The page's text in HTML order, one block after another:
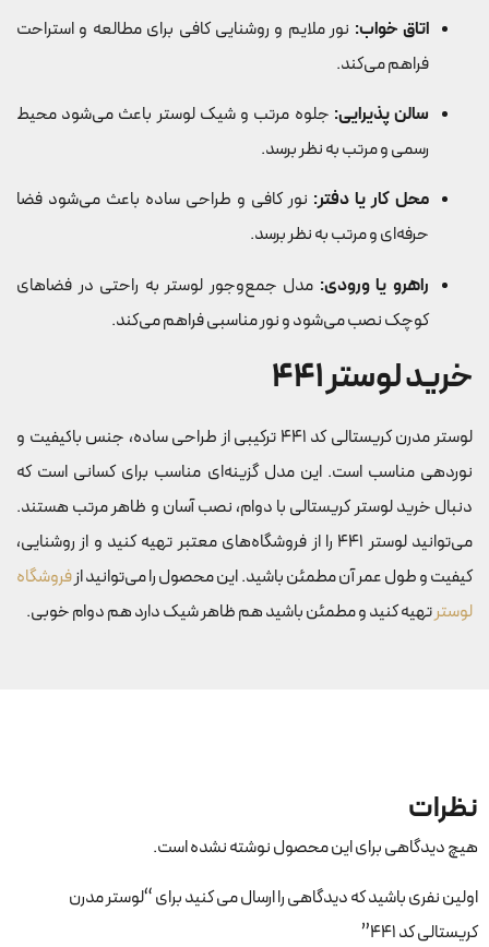
اتاق خواب: نور ملایم و روشنایی کافی برای مطالعه و استراحت
فراهم می‌کند.
سالن پذیرایی: جلوه مرتب و شیک لوستر باعث می‌شود محیط
رسمی و مرتب به نظر برسد.
محل کار یا دفتر: نور کافی و طراحی ساده باعث می‌شود فضا
حرفه‌ای و مرتب به نظر برسد.
راهرو یا ورودی: مدل جمع‌وجور لوستر به راحتی در فضاهای
کوچک نصب می‌شود و نور مناسبی فراهم می‌کند.
خرید لوستر 441
لوستر مدرن کریستالی کد 441 ترکیبی از طراحی ساده، جنس باکیفیت و
نوردهی مناسب است. این مدل گزینه‌ای مناسب برای کسانی است که
دنبال خرید لوستر کریستالی با دوام، نصب آسان و ظاهر مرتب هستند.
می‌توانید لوستر 441 را از فروشگاه‌های معتبر تهیه کنید و از روشنایی،
کیفیت و طول عمر آن مطمئن باشید. این محصول را می‌توانید ازفروشگاه
لوسترتهیه کنید و مطمئن باشید هم ظاهر شیک دارد هم دوام خوبی.
نظرات
هیچ دیدگاهی برای این محصول نوشته نشده است.
اولین نفری باشید که دیدگاهی را ارسال می کنید برای “لوستر مدرن
کریستالی کد ۴۴۱”